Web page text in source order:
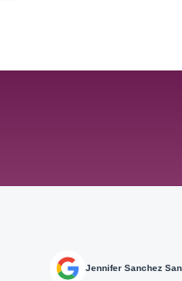
Jennifer Sanchez SanchezEn Google